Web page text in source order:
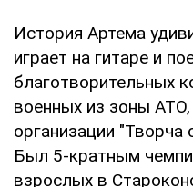
История Артема
играет на гитаре и
благотворительных
военных из зоны
организации "Творча
Был 5-кратным
взрослых в